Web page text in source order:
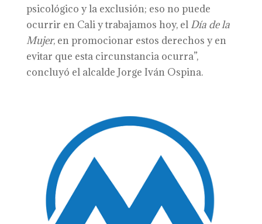
psicológico y la exclusión; eso no puede
ocurrir en Cali y trabajamos hoy, el Día de la
Mujer, en promocionar estos derechos y en
evitar que esta circunstancia ocurra”,
concluyó el alcalde Jorge Iván Ospina.